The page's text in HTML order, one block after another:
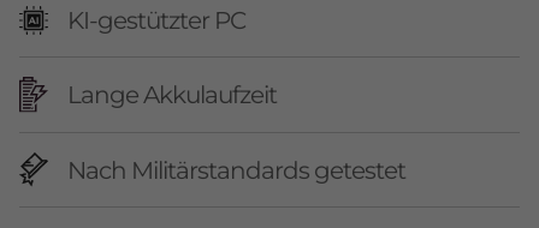
KI-gestützter PC
Lange Akkulaufzeit
Nach Militärstandards getestet